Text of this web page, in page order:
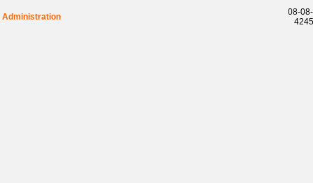
Administration
08-